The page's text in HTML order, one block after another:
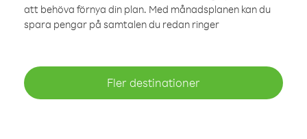
att behöva förnya din plan. Med månadsplanen kan du
spara pengar på samtalen du redan ringer
Fler destinationer